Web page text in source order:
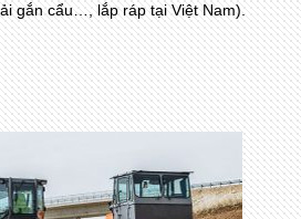
gắn cẩu…, lắp ráp tại Việt Nam).